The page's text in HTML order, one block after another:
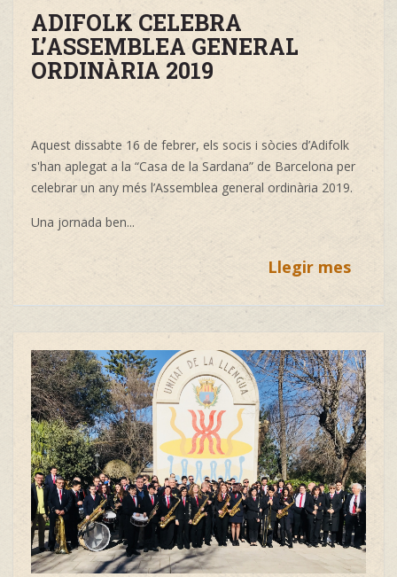
ADIFOLK CELEBRA
L’ASSEMBLEA GENERAL
ORDINÀRIA 2019
Aquest dissabte 16 de febrer, els socis i sòcies d’Adifolk
s'han aplegat a la “Casa de la Sardana” de Barcelona per
celebrar un any més l’Assemblea general ordinària 2019.
Una jornada ben...
Llegir mes